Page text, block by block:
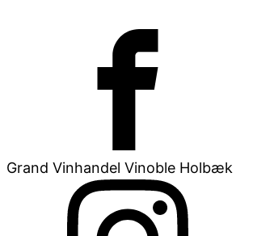
Grand Vinhandel Vinoble Holbæk